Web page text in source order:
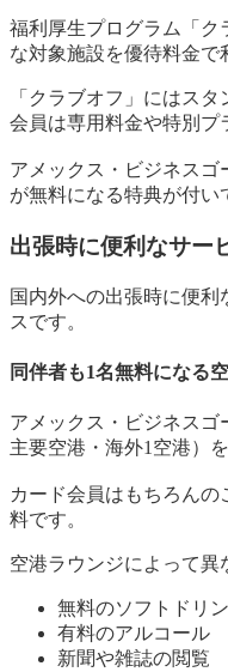
福利厚生プログラム「ク
な対象施設を優待料金で
「クラブオフ」にはス
会員は専用料金や特別プ
アメックス・ビジネス
が無料になる特典が付い
出張時に便利なサー
国内外への出張時に便
スです。
同伴者も1名無料になる
アメックス・ビジネスゴ
主要空港・海外1空港）
カード会員はもちろん
料です。
空港ラウンジによって異
無料のソフトドリ
有料のアルコール
新聞や雑誌の閲覧